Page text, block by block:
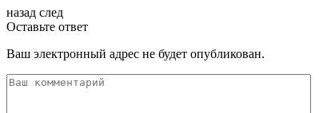
назад след
Оставьте ответ
Ваш электронный адрес не будет опубликован.